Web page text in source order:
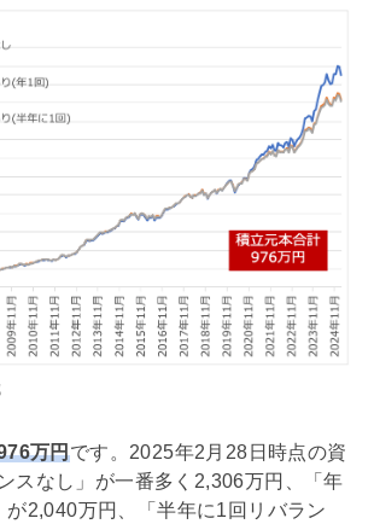
万円です。2025年2月28日時点の資
スなし」が一番多く2,306万円、「年
が2,040万円、「半年に1回リバラン